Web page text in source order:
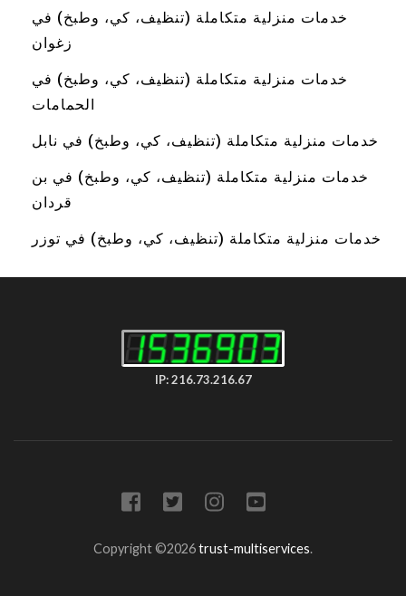
خدمات منزلية متكاملة (تنظيف، كي، وطبخ) في
زغوان
خدمات منزلية متكاملة (تنظيف، كي، وطبخ) في
الحمامات
خدمات منزلية متكاملة (تنظيف، كي، وطبخ) في نابل
خدمات منزلية متكاملة (تنظيف، كي، وطبخ) في بن
قردان
خدمات منزلية متكاملة (تنظيف، كي، وطبخ) في توزر
IP: 216.73.216.67
Copyright ©2026trust-multiservices.